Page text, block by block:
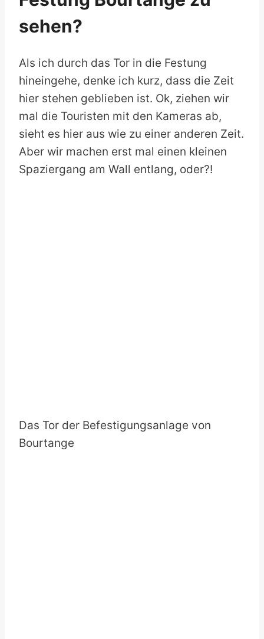
sehen?
Als ich durch das Tor in die Festung
hineingehe, denke ich kurz, dass die Zeit
hier stehen geblieben ist. Ok, ziehen wir
mal die Touristen mit den Kameras ab,
sieht es hier aus wie zu einer anderen Zeit.
Aber wir machen erst mal einen kleinen
Spaziergang am Wall entlang, oder?!
Das Tor der Befestigungsanlage von
Bourtange